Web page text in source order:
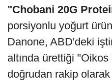
"Chobani 20G
porsiyonlu yoğurt
Danone, ABD'deki
altında ürettiği
doğrudan rakip olarak